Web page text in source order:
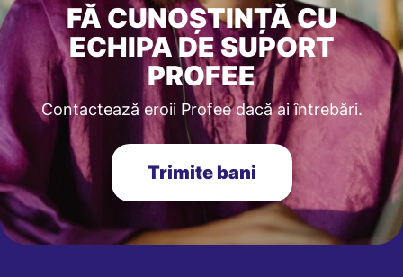
FĂ CUNOȘTINȚĂ CU
ECHIPA DE SUPORT
PROFEE
Contactează eroii Profee dacă ai întrebări.
Trimite bani